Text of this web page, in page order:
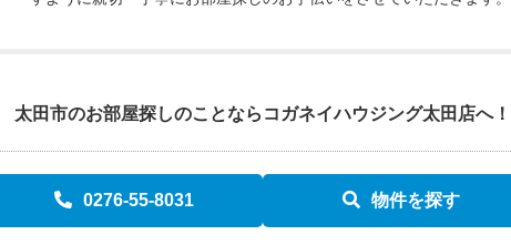
太田市のお部屋探しのことなら コガネイハウジング太田店へ！
0276-55-8031 物件を探す